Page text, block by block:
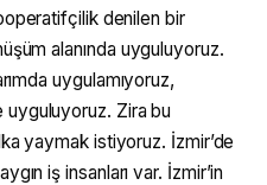
denilen bir
alanında uyguluyoruz.
uygulamıyoruz,
uyguluyoruz. Zira bu
yaymak istiyoruz. İzmir’de
iş insanları var. İzmir’in